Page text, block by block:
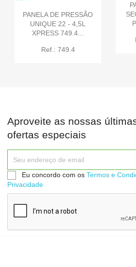
PANELA DE PRESSÃO
UNIQUE 22 - 4,5L
XPRESS 749.4...
Ref.: 749.4
Aproveite as nossas
ofertas especiais
Eu concordo com os Termos e
Privacidade